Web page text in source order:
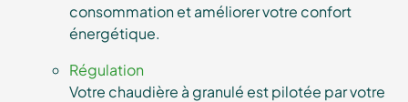
consommation et améliorer votre confort
énergétique.
Régulation
Votre chaudière à granulé est pilotée par votre